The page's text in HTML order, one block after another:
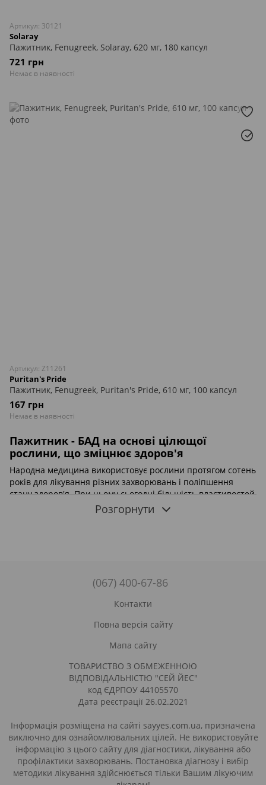
Артикул: 30121
Solaray
Пажитник, Fenugreek, Solaray, 620 мг, 180 капсул
721 грн
Немає в наявності
Артикул: Z11261
Puritan's Pride
Пажитник, Fenugreek, Puritan's Pride, 610 мг, 100 капсул
167 грн
Немає в наявності
Пажитник - БАД на основі цілющої
рослини, що зміцнює здоров'я
Народна медицина використовує рослини протягом сотень
років для лікування різних захворювань і поліпшення
стану здоров'я. При цьому сьогодні більшість властивостей
таких продуктів має наукове обгрунтування. До числа
таких добавок відносять пажитник. Купити його за
Пажитник є трав'яниста рослина, стебла, насіння, листя і
коріння якого використовуються в кулінарії. Незважаючи
застосовувати його в медичних цілях.
Зростає пажитник на кількох континентах і має ряд
різновидів і назв, таких як фенгурек,хільбе, верблюжа
колючка, шамбала і інші. Всі вони мають приблизно
однаковий хімічний склад, що включає такі поживні
антиоксиданти;
целюлоза;
ензими;
вітаміни A, E, C, PP і B9;
Розгорнути
(067) 400-67-86
Контакти
Повна версія сайту
Мапа сайту
ТОВАРИСТВО З ОБМЕЖЕННОЮ
ВІДПОВІДАЛЬНІСТЮ "СЕЙ ЙЕС"
код ЄДРПОУ 44105570
Дата реєстрації 26.02.2021
Інформація розміщена на сайті sayyes.com.ua, призначена
виключно для ознайомлювальних цілей. Не використовуйте
інформацію з цього сайту для діагностики, лікування або
профілактики захворювань. Постановка діагнозу і вибір
методики лікування здійснюється тільки Вашим лікуючим